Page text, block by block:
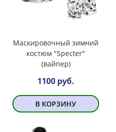
Маскировочный зимний
костюм "Specter"
(вайпер)
1100 руб.
В КОРЗИНУ